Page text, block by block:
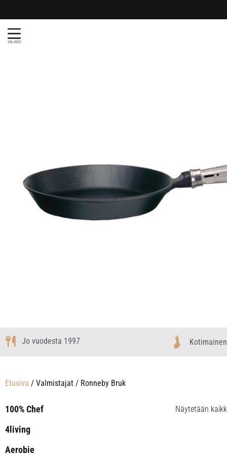
VALIKKO
Jo vuodesta 1997
Etusivu / Valmistajat / Ronneby Bruk
100% Chef
4living
Aerobie
Näytetään